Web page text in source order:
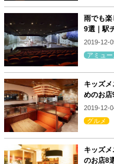
雨でも
9選｜駅
2019-12-
アミュー
キッズ
めのお店
2019-12-
グルメ
キッズ
のお店8